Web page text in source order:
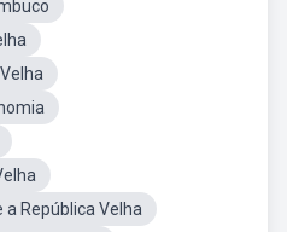
a República Velha